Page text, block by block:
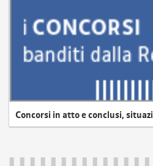
Concorsi in atto e conclusi,